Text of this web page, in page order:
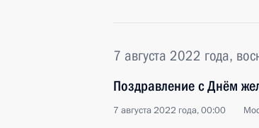
7 августа 2022 года,
Поздравление с Днём
7 августа 2022 года, 00:00